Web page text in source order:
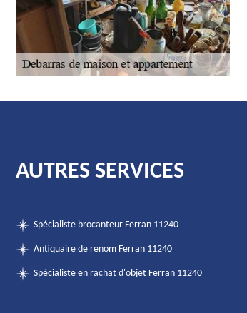
AUTRES SERVICES
Spécialiste brocanteur Ferran 11240
Antiquaire de renom Ferran 11240
Spécialiste en rachat d'objet Ferran 11240